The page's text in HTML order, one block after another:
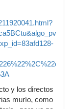
y los directos
murío, como